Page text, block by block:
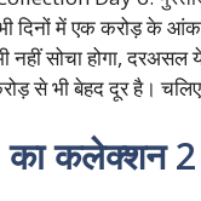
दिनों में एक करोड़ के
नहीं सोचा होगा,
से भी बेहद दूर है।
कलेक्शन 2